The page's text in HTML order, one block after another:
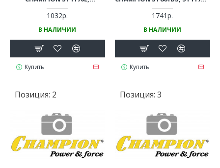
ST1170BS, STT1170E, ST1376Е
НА ДВИГАТЕЛЬ
1032р.
В НАЛИЧИИ
Купить
STT1170E, ST1170BS, ST1376Е
1741р.
В НАЛИЧИИ
Купить
Позиция: 2 Позиция: 3